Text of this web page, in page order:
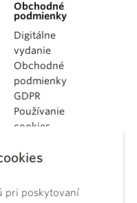
pri poskytovaní
Obchodné
podmienky
Digitálne
vydanie
Obchodné
podmienky
GDPR
Používanie
cookies